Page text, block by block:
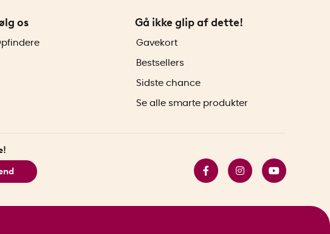
os Gå ikke glip af dette!
Gavekort
Bestsellers
Sidste chance
Se alle smarte produkter